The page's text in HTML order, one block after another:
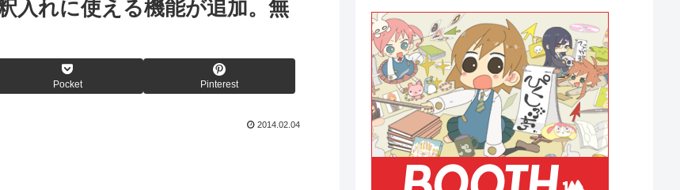
入れに使える機能が追加。無
Pocket Pinterest
2014.02.04